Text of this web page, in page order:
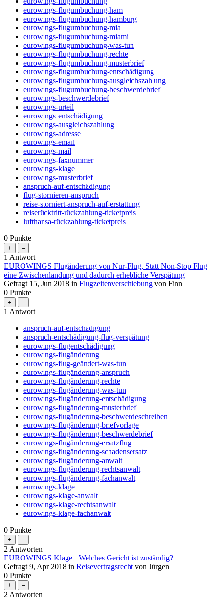
eurowings-flugumbuchung-ham
eurowings-flugumbuchung-hamburg
eurowings-flugumbuchung-mia
eurowings-flugumbuchung-miami
eurowings-flugumbuchung-was-tun
eurowings-flugumbuchung-rechte
eurowings-flugumbuchung-musterbrief
eurowings-flugumbuchung-entschädigung
eurowings-flugumbuchung-ausgleichszahlung
eurowings-flugumbuchung-beschwerdebrief
eurowings-beschwerdebrief
eurowings-urteil
eurowings-entschädigung
eurowings-ausgleichszahlung
eurowings-adresse
eurowings-email
eurowings-mail
eurowings-faxnummer
eurowings-klage
eurowings-musterbrief
anspruch-auf-entschädigung
flug-stornieren-anspruch
reise-storniert-anspruch-auf-erstattung
reiserücktritt-rückzahlung-ticketpreis
lufthansa-rückzahlung-ticketpreis
0 Punkte
1 Antwort
EUROWINGS Flugänderung von Nur-Flug, Statt Non-Stop Flug
eine Zwischenlandung und dadurch erhebliche Verspätung
Gefragt 15, Jun 2018 in Flugzeitenverschiebung von Finn
0 Punkte
1 Antwort
anspruch-auf-entschädigung
anspruch-entschädigung-flug-verspätung
eurowings-flugentschädigung
eurowings-flugänderung
eurowings-flug-geändert-was-tun
eurowings-flugänderung-anspruch
eurowings-flugänderung-rechte
eurowings-flugänderung-was-tun
eurowings-flugänderung-entschädigung
eurowings-flugänderung-musterbrief
eurowings-flugänderung-beschwerdeschreiben
eurowings-flugänderung-briefvorlage
eurowings-flugänderung-beschwerdebrief
eurowings-flugänderung-ersatzflug
eurowings-flugänderung-schadensersatz
eurowings-flugänderung-anwalt
eurowings-flugänderung-rechtsanwalt
eurowings-flugänderung-fachanwalt
eurowings-klage
eurowings-klage-anwalt
eurowings-klage-rechtsanwalt
eurowings-klage-fachanwalt
0 Punkte
2 Antworten
EUROWINGS Klage - Welches Gericht ist zuständig?
Gefragt 9, Apr 2018 in Reisevertragsrecht von Jürgen
0 Punkte
2 Antworten